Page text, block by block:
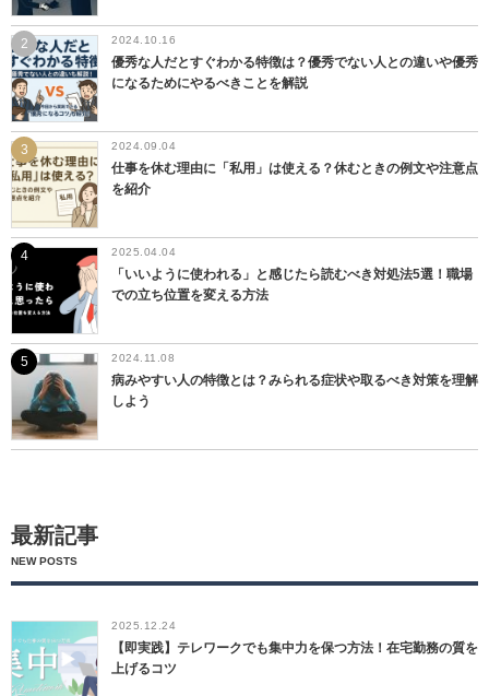
2024.10.16
優秀な人だとすぐわかる特徴は？優秀でない人との違いや優秀
になるためにやるべきことを解説
2024.09.04
仕事を休む理由に「私用」は使える？休むときの例文や注意点
を紹介
2025.04.04
「いいように使われる」と感じたら読むべき対処法5選！職場
での立ち位置を変える方法
2024.11.08
病みやすい人の特徴とは？みられる症状や取るべき対策を理解
しよう
最新記事
NEW POSTS
2025.12.24
【即実践】テレワークでも集中力を保つ方法！在宅勤務の質を
上げるコツ